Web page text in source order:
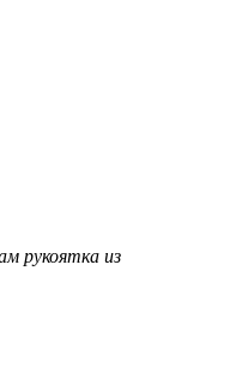
рукоятка из